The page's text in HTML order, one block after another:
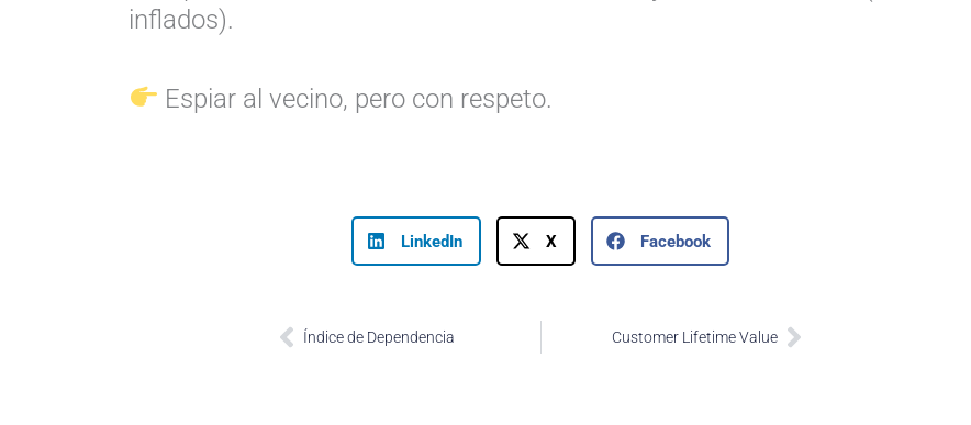
inflados).
Espiar al vecino, pero con respeto.
LinkedIn X Facebook
Índice de Dependencia Customer Lifetime Value